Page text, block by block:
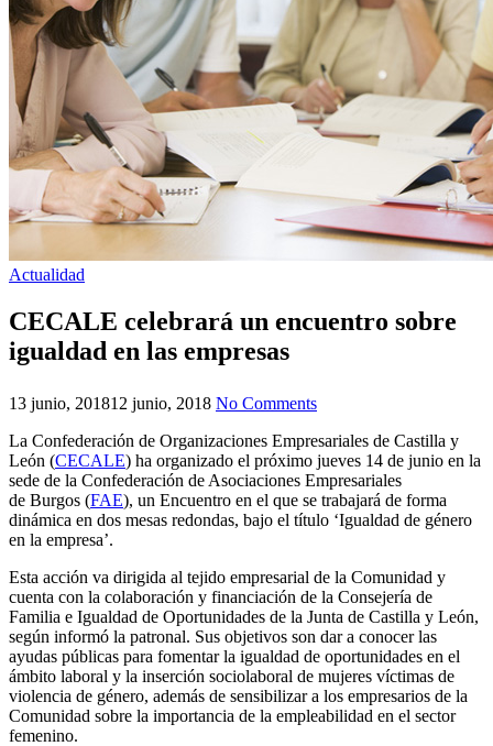
Actualidad
CECALE celebrará un encuentro sobre
igualdad en las empresas
13 junio, 201812 junio, 2018 No Comments
La Confederación de Organizaciones Empresariales de Castilla y
León (CECALE) ha organizado el próximo jueves 14 de junio en la
sede de la Confederación de Asociaciones Empresariales
de Burgos (FAE), un Encuentro en el que se trabajará de forma
dinámica en dos mesas redondas, bajo el título ‘Igualdad de género
en la empresa’.
Esta acción va dirigida al tejido empresarial de la Comunidad y
cuenta con la colaboración y financiación de la Consejería de
Familia e Igualdad de Oportunidades de la Junta de Castilla y León,
según informó la patronal. Sus objetivos son dar a conocer las
ayudas públicas para fomentar la igualdad de oportunidades en el
ámbito laboral y la inserción sociolaboral de mujeres víctimas de
violencia de género, además de sensibilizar a los empresarios de la
Comunidad sobre la importancia de la empleabilidad en el sector
femenino.